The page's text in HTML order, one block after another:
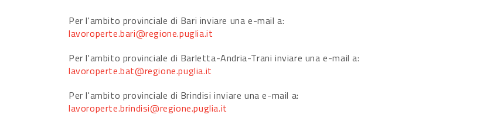
Per l'ambito provinciale di Bari inviare una e-mail a:
lavoroperte.bari@regione.puglia.it
Per l'ambito provinciale di Barletta-Andria-Trani inviare una e-mail a:
lavoroperte.bat@regione.puglia.it
Per l'ambito provinciale di Brindisi inviare una e-mail a:
lavoroperte.brindisi@regione.puglia.it